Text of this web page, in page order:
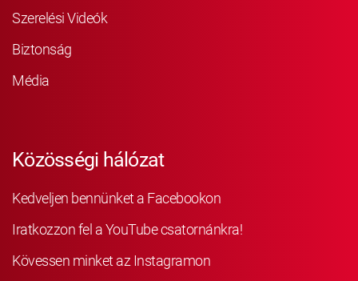
Szerelési Videók
Biztonság
Média
Közösségi hálózat
Kedveljen bennünket a Facebookon
Iratkozzon fel a YouTube csatornánkra!
Kövessen minket az Instagramon